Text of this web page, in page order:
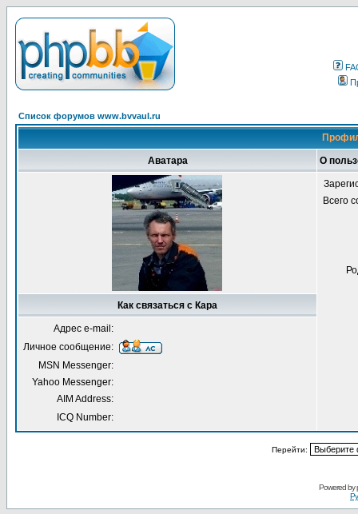
Список форумов www.bvvaul.ru
Аватара О
Всего
Как связаться с Кара
Адрес e-mail:
Личное сообщение:
MSN Messenger:
Yahoo Messenger:
AIM Address:
ICQ Number:
Перейти:
Powered by